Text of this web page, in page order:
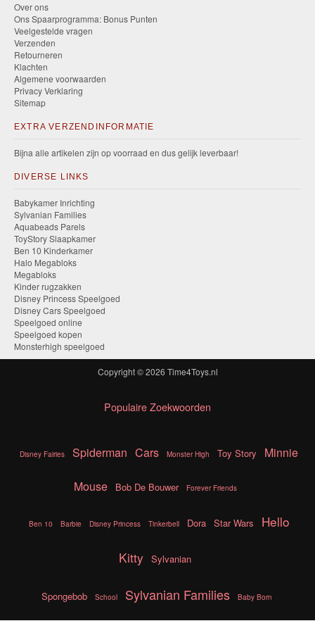
Over ons
Ons Spaarprogramma: Bonus Punten
Veelgestelde vragen
Verzenden
Retourneren
Klachten
Algemene voorwaarden
Privacy Verklaring
Sitemap
EXTRA VERZENDINFORMATIE
Bijna alle artikelen zijn op voorraad en dus gelijk leverbaar!
DIVERSE LINKS
Babykamer Inrichting
Sylvanian Families
Aquabeads Parels
ToyStory Slaapkamer
Ben 10 Kinderkamer
Halo Megabloks
Megabloks
Kinder rugzakken
Disney Princess Speelgoed
Disney Cars Speelgoed
Speelgoed online
Speelgoed kopen
Monsterhigh speelgoed
Copyright © 2026 Time4Toys.nl
Populaire Zoekwoorden
Disney Fairies Spiderman Cars Monster High Toy Story Minnie
Mouse Bob De Bouwer Forever Friends
Ben 10 Barbie Disney Princess Tinkerbell Dora Star Wars Hello
Kitty Sylvanian
Spongebob School Sylvanian Families Baby Born